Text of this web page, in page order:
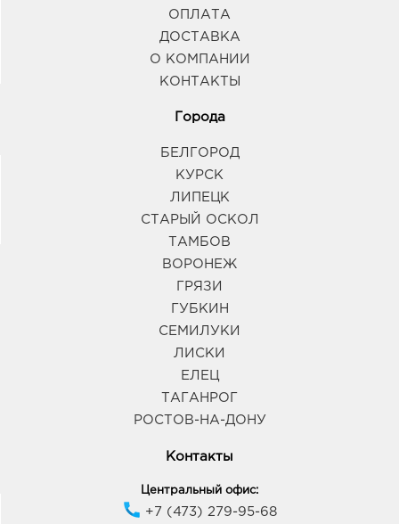
ОПЛАТА
ДОСТАВКА
О КОМПАНИИ
КОНТАКТЫ
Города
БЕЛГОРОД
КУРСК
ЛИПЕЦК
СТАРЫЙ ОСКОЛ
ТАМБОВ
ВОРОНЕЖ
ГРЯЗИ
ГУБКИН
СЕМИЛУКИ
ЛИСКИ
ЕЛЕЦ
ТАГАНРОГ
РОСТОВ-НА-ДОНУ
Контакты
Центральный офис:
+7 (473) 279-95-68